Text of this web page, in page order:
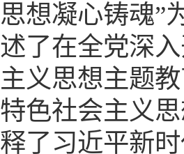
思想凝心铸魂”
述了在全党深
主义思想主题
特色社会主义
释了习近平新